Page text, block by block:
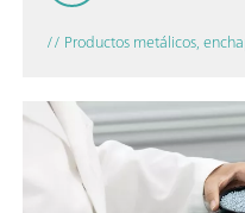
// Productos metálicos,